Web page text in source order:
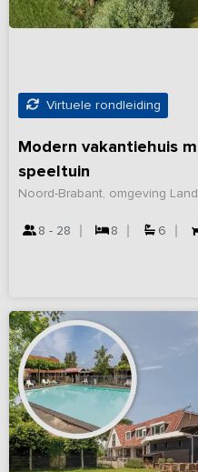
Virtuele rondleiding
Modern vakantiehuis
speeltuin
Noord-Brabant, omgeving
8 - 28 8 6